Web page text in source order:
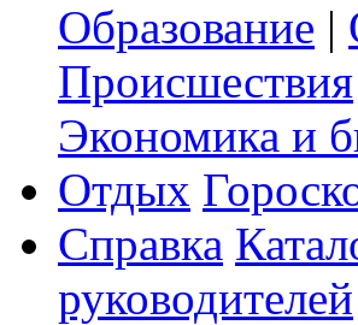
Образование |
Происшествия
Экономика и
Отдых
Справка
руководителей